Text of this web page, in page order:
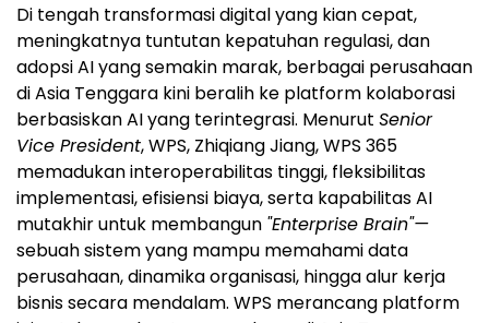
Di tengah transformasi digital yang kian cepat,
meningkatnya tuntutan kepatuhan regulasi, dan
adopsi AI yang semakin marak, berbagai perusahaan
di Asia Tenggara kini beralih ke platform kolaborasi
berbasiskan AI yang terintegrasi. Menurut Senior
Vice President, WPS, Zhiqiang Jiang, WPS 365
memadukan interoperabilitas tinggi, fleksibilitas
implementasi, efisiensi biaya, serta kapabilitas AI
mutakhir untuk membangun "Enterprise Brain"—
sebuah sistem yang mampu memahami data
perusahaan, dinamika organisasi, hingga alur kerja
bisnis secara mendalam. WPS merancang platform